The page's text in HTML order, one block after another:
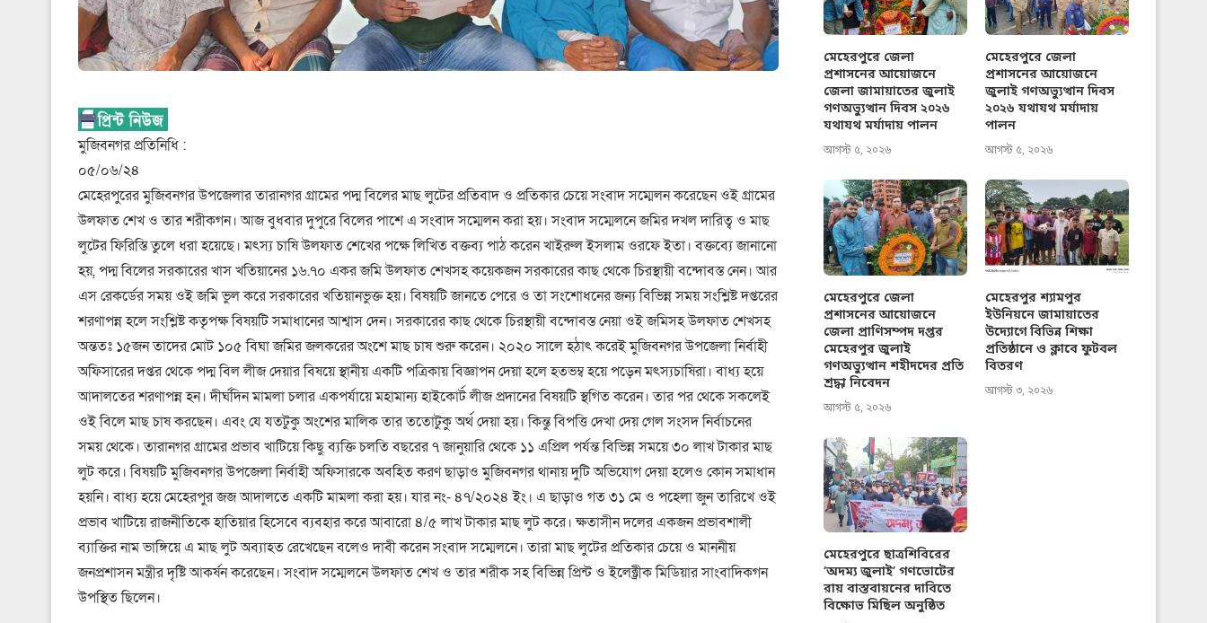
মুজিবনগর প্রতিনিধি :
০৫/০৬/২৪
মেহেরপুরের মুজিবনগর উপজেলার তারানগর গ্রামের পদ্ম বিলের মাছ লুটের প্রতিবাদ ও প্রতিকার চেয়ে সংবাদ সম্মেলন করেছেন ওই গ্রামের
উলফাত শেখ ও তার শরীকগন। আজ বুধবার দুপুরে বিলের পাশে এ সংবাদ সম্মেলন করা হয়। সংবাদ সম্মেলনে জমির দখল দারিত্ব ও মাছ
লুটের ফিরিস্তি তুলে ধরা হয়েছে। মৎস্য চাষি উলফাত শেখের পক্ষে লিখিত বক্তব্য পাঠ করেন খাইরুল ইসলাম ওরফে ইতা। বক্তব্যে জানানো
হয়, পদ্ম বিলের সরকারের খাস খতিয়ানের ১৬.৭০ একর জমি উলফাত শেখসহ কয়েকজন সরকারের কাছ থেকে চিরস্থায়ী বন্দোবস্ত নেন। আর
এস রেকর্ডের সময় ওই জমি ভুল করে সরকারের খতিয়ানভুক্ত হয়। বিষয়টি জানতে পেরে ও তা সংশোধনের জন্য বিভিন্ন সময় সংশ্লিষ্ট দপ্তরের
শরণাপন্ন হলে সংশ্লিষ্ট কতৃপক্ষ বিষয়টি সমাধানের আশ্বাস দেন। সরকারের কাছ থেকে চিরস্থায়ী বন্দোবস্ত নেয়া ওই জমিসহ উলফাত শেখসহ
অন্ততঃ ১৫জন তাদের মোট ১০৫ বিঘা জমির জলকরের অংশে মাছ চাষ শুরু করেন। ২০২০ সালে হঠাৎ করেই মুজিবনগর উপজেলা নির্বাহী
অফিসারের দপ্তর থেকে পদ্ম বিল লীজ দেয়ার বিষয়ে স্থানীয় একটি পত্রিকায় বিজ্ঞাপন দেয়া হলে হতভম্ব হয়ে পড়েন মৎস্যচাষিরা। বাধ্য হয়ে
আদালতের শরণাপন্ন হন। দীর্ঘদিন মামলা চলার একপর্যায়ে মহামান্য হাইকোর্ট লীজ প্রদানের বিষয়টি স্থগিত করেন। তার পর থেকে সকলেই
ওই বিলে মাছ চাষ করছেন। এবং যে যতটুকু অংশের মালিক তার ততোটুকু অর্থ দেয়া হয়। কিন্তু বিপত্তি দেখা দেয় গেল সংসদ নির্বাচনের
সময় থেকে। তারানগর গ্রামের প্রভাব খাটিয়ে কিছু ব্যক্তি চলতি বছরের ৭ জানুয়ারি থেকে ১১ এপ্রিল পর্যন্ত বিভিন্ন সময়ে ৩০ লাখ টাকার মাছ
লুট করে। বিষয়টি মুজিবনগর উপজেলা নির্বাহী অফিসারকে অবহিত করণ ছাড়াও মুজিবনগর থানায় দুটি অভিযোগ দেয়া হলেও কোন সমাধান
হয়নি। বাধ্য হয়ে মেহেরপুর জজ আদালতে একটি মামলা করা হয়। যার নং- ৪৭/২০২৪ ইং। এ ছাড়াও গত ৩১ মে ও পহেলা জুন তারিখে ওই
প্রভাব খাটিয়ে রাজনীতিকে হাতিয়ার হিসেবে ব্যবহার করে আবারো ৪/৫ লাখ টাকার মাছ লুট করে। ক্ষতাসীন দলের একজন প্রভাবশালী
ব্যাক্তির নাম ভাঙ্গিয়ে এ মাছ লুট অব্যাহত রেখেছেন বলেও দাবী করেন সংবাদ সম্মেলনে। তারা মাছ লুটের প্রতিকার চেয়ে ও মাননীয়
জনপ্রশাসন মন্ত্রীর দৃষ্টি আকর্ষন করেছেন। সংবাদ সম্মেলনে উলফাত শেখ ও তার শরীক সহ বিভিন্ন প্রিন্ট ও ইলেক্ট্রীক মিডিয়ার সাংবাদিকগন
উপস্থিত ছিলেন।
মেহেরপুরে জেলা
প্রশাসনের আয়োজনে
জেলা জামায়াতের জুলাই
গণঅভ্যুত্থান দিবস ২০২৬
যথাযথ মর্যাদায় পালন
আগস্ট ৫, ২০২৬
মেহেরপুরে জেলা
প্রশাসনের আয়োজনে
জুলাই গণঅভ্যুত্থান দিবস
২০২৬ যথাযথ মর্যাদায়
পালন
আগস্ট ৫, ২০২৬
মেহেরপুরে জেলা
প্রশাসনের আয়োজনে
জেলা প্রাণিসম্পদ দপ্তর
মেহেরপুর জুলাই
গণঅভ্যুত্থান শহীদদের প্রতি
শ্রদ্ধা নিবেদন
আগস্ট ৫, ২০২৬
মেহেরপুর শ্যামপুর
ইউনিয়নে জামায়াতের
উদ্যোগে বিভিন্ন শিক্ষা
প্রতিষ্ঠানে ও ক্লাবে ফুটবল
বিতরণ
আগস্ট ৩, ২০২৬
মেহেরপুরে ছাত্রশিবিরের
‘অদম্য জুলাই’ গণভোটের
রায় বাস্তবায়নের দাবিতে
বিক্ষোভ মিছিল অনুষ্ঠিত